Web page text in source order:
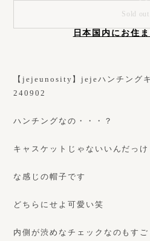
Sold out
日本国内にお住
【jejeunosity】jejeハンチング
240902
ハンチングなの・・・？
キャスケットじゃないいんだっけ
な感じの帽子です
どちらにせよ可愛い笑
内側が渋めなチェックなのもす